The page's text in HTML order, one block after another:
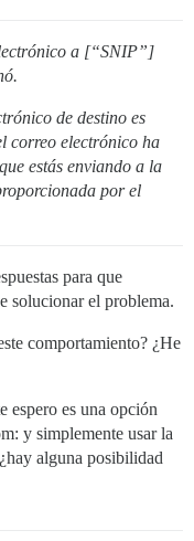
a [“SNIP”]
de destino es
correo electrónico ha
estás enviando a la
por el
para que
solucionar el problema.
comportamiento? ¿He
espero es una opción
y simplemente usar la
alguna posibilidad